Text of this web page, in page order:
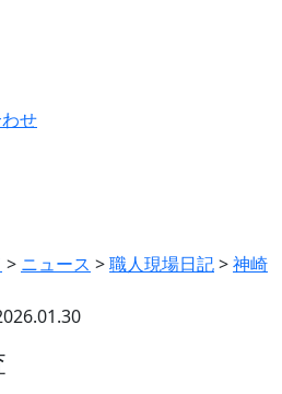
> ニュース >職人現場日記>神崎